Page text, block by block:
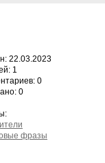
22.03.2023
1
0
0
фразы